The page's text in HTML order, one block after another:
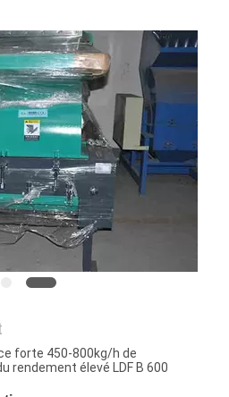
forte 450-800kg/h de
rendement élevé LDF B 600